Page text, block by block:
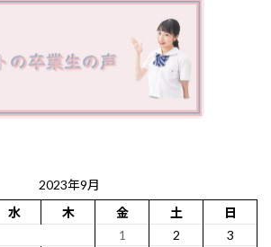
2023年9月
水 木 金 土
日
1
2
3